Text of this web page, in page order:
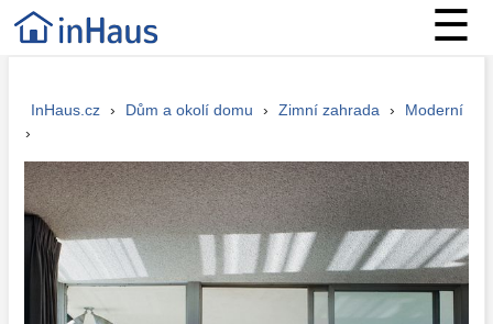
☰
InHaus.cz › Dům a okolí domu › Zimní zahrada ›
Moderní
›